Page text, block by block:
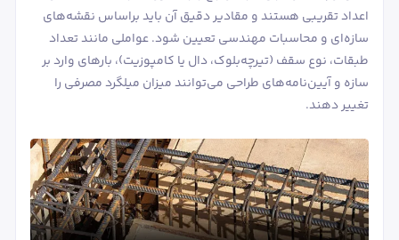
اعداد تقریبی هستند و مقادیر دقیق آن باید براساس نقشه‌های
سازه‌ای و محاسبات مهندسی تعیین شود. عواملی مانند تعداد
طبقات، نوع سقف (تیرچه‌بلوک، دال یا کامپوزیت)، بارهای وارد بر
سازه و آیین‌نامه‌های طراحی می‌توانند میزان میلگرد مصرفی را
تغییر دهند.